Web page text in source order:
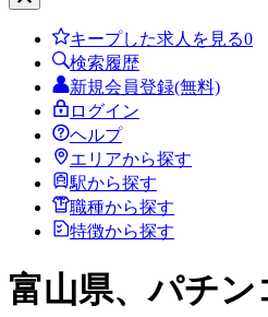
キープした求人を見る0
検索履歴
新規会員登録(無料)
ログイン
ヘルプ
エリアから探す
駅から探す
職種から探す
特徴から探す
富山県、パチン